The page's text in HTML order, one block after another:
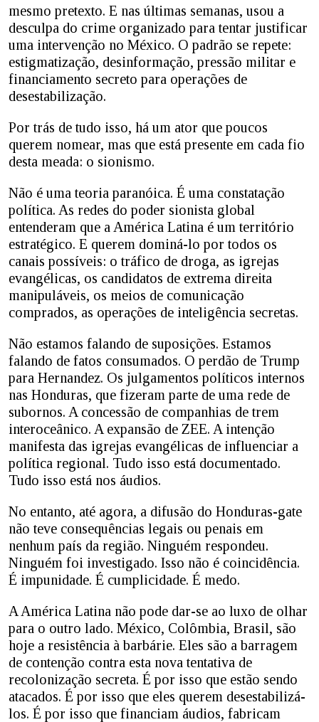
mesmo pretexto. E nas últimas semanas, usou a
desculpa do crime organizado para tentar justificar
uma intervenção no México. O padrão se repete:
estigmatização, desinformação, pressão militar e
financiamento secreto para operações de
desestabilização.
Por trás de tudo isso, há um ator que poucos
querem nomear, mas que está presente em cada fio
desta meada: o sionismo.
Não é uma teoria paranóica. É uma constatação
política. As redes do poder sionista global
entenderam que a América Latina é um território
estratégico. E querem dominá-lo por todos os
canais possíveis: o tráfico de droga, as igrejas
evangélicas, os candidatos de extrema direita
manipuláveis, os meios de comunicação
comprados, as operações de inteligência secretas.
Não estamos falando de suposições. Estamos
falando de fatos consumados. O perdão de Trump
para Hernandez. Os julgamentos políticos internos
nas Honduras, que fizeram parte de uma rede de
subornos. A concessão de companhias de trem
interoceânico. A expansão de ZEE. A intenção
manifesta das igrejas evangélicas de influenciar a
política regional. Tudo isso está documentado.
Tudo isso está nos áudios.
No entanto, até agora, a difusão do Honduras-gate
não teve consequências legais ou penais em
nenhum país da região. Ninguém respondeu.
Ninguém foi investigado. Isso não é coincidência.
É impunidade. É cumplicidade. É medo.
A América Latina não pode dar-se ao luxo de olhar
para o outro lado. México, Colômbia, Brasil, são
hoje a resistência à barbárie. Eles são a barragem
de contenção contra esta nova tentativa de
recolonização secreta. É por isso que estão sendo
atacados. É por isso que eles querem desestabilizá-
los. É por isso que financiam áudios, fabricam